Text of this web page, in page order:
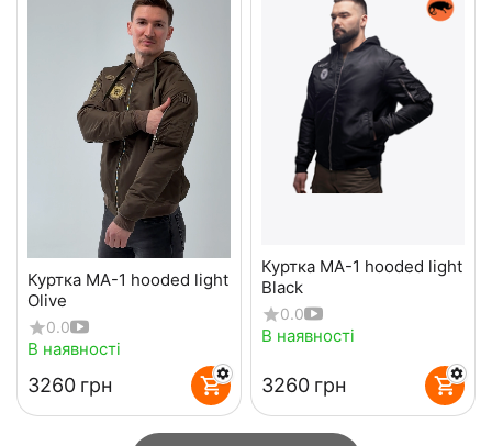
Куртка MA-1 hooded light
Olive
0.0
В наявності
‍3260‍ грн
Куртка MA-1 hooded light
Black
0.0
В наявності
‍3260‍ грн